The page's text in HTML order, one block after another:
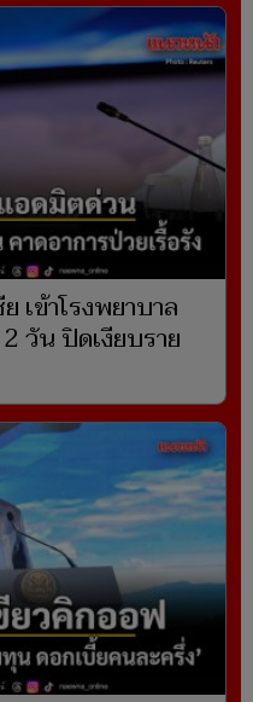
เข้าโรงพยาบาล
วัน ปิดเงียบราย